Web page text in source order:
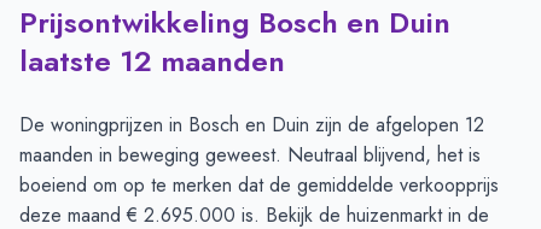
Huizenprijzen in Bosch En Duin per m2 -Afgelopen 3
Type
Vraagprijs in euro's
Prijsontwikkeling Bosch en Duin
laatste 12 maanden
De woningprijzen in Bosch en Duin zijn de afgelopen 12
maanden in beweging geweest. Neutraal blijvend, het is
boeiend om op te merken dat de gemiddelde verkoopprijs
deze maand € 2.695.000 is. Bekijk de huizenmarkt in de